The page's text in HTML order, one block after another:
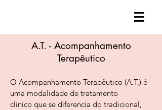
A.T. - Acompanhamento
Terapêutico
O Acompanhamento Terapêutico (A.T.) é
uma modalidade de tratamento
clinico que se diferencia do tradicional,